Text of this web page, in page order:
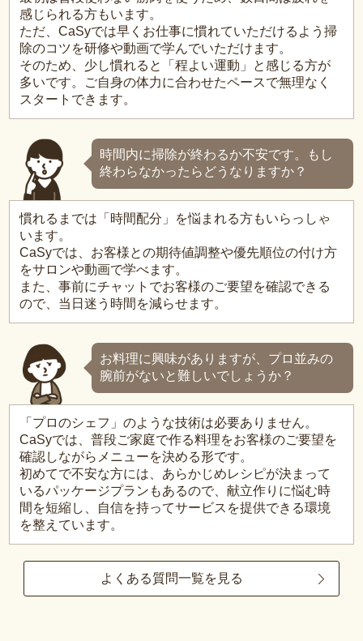
感じられる方もいます。
ただ、CaSyでは早くお仕事に慣れていただけるよう掃
除のコツを研修や動画で学んでいただけます。
そのため、少し慣れると「程よい運動」と感じる方が
多いです。ご自身の体力に合わせたペースで無理なく
スタートできます。
時間内に掃除が終わるか不安です。もし
終わらなかったらどうなりますか？
慣れるまでは「時間配分」を悩まれる方もいらっしゃ
います。
CaSyでは、お客様との期待値調整や優先順位の付け方
をサロンや動画で学べます。
また、事前にチャットでお客様のご要望を確認できる
ので、当日迷う時間を減らせます。
お料理に興味がありますが、プロ並みの
腕前がないと難しいでしょうか？
「プロのシェフ」のような技術は必要ありません。
CaSyでは、普段ご家庭で作る料理をお客様のご要望を
確認しながらメニューを決める形です。
初めてで不安な方には、あらかじめレシピが決まって
いるパッケージプランもあるので、献立作りに悩む時
間を短縮し、自信を持ってサービスを提供できる環境
を整えています。
よくある質問一覧を見る